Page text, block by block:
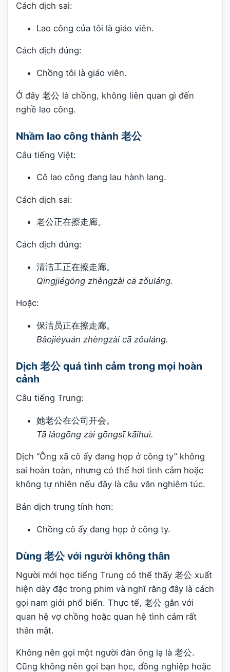
Cách dịch sai:
Lao công của tôi là giáo viên.
Cách dịch đúng:
Chồng tôi là giáo viên.
Ở đây 老公 là chồng, không liên quan gì đến
nghề lao công.
Nhầm lao công thành 老公
Câu tiếng Việt:
Cô lao công đang lau hành lang.
Cách dịch sai:
老公正在擦走廊。
Cách dịch đúng:
清洁工正在擦走廊。
Qīngjiégōng zhèngzài cā zǒuláng.
Hoặc:
保洁员正在擦走廊。
Bǎojiéyuán zhèngzài cā zǒuláng.
Dịch 老公 quá tình cảm trong mọi hoàn
cảnh
Câu tiếng Trung:
她老公在公司开会。
Tā lǎogōng zài gōngsī kāihuì.
Dịch “Ông xã cô ấy đang họp ở công ty” không
sai hoàn toàn, nhưng có thể hơi tình cảm hoặc
không tự nhiên nếu đây là câu văn nghiêm túc.
Bản dịch trung tính hơn:
Chồng cô ấy đang họp ở công ty.
Dùng 老公 với người không thân
Người mới học tiếng Trung có thể thấy 老公 xuất
hiện dày đặc trong phim và nghĩ rằng đây là cách
gọi nam giới phổ biến. Thực tế, 老公 gắn với
quan hệ vợ chồng hoặc quan hệ tình cảm rất
thân mật.
Không nên gọi một người đàn ông lạ là 老公.
Cũng không nên gọi bạn học, đồng nghiệp hoặc